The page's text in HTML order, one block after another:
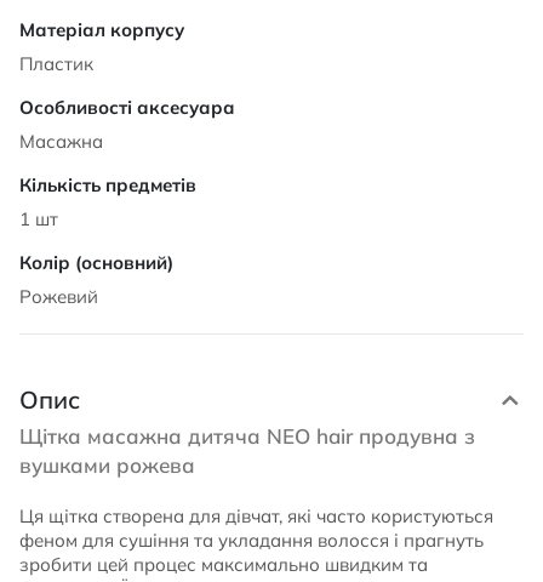
Пластик
Масажна
1 шт
Рожевий
Опис
Щітка масажна дитяча NEO hair продувна з
вушками рожева
Ця щітка створена для дівчат, які часто користуються
феном для сушіння та укладання волосся і прагнуть
зробити цей процес максимально швидким та